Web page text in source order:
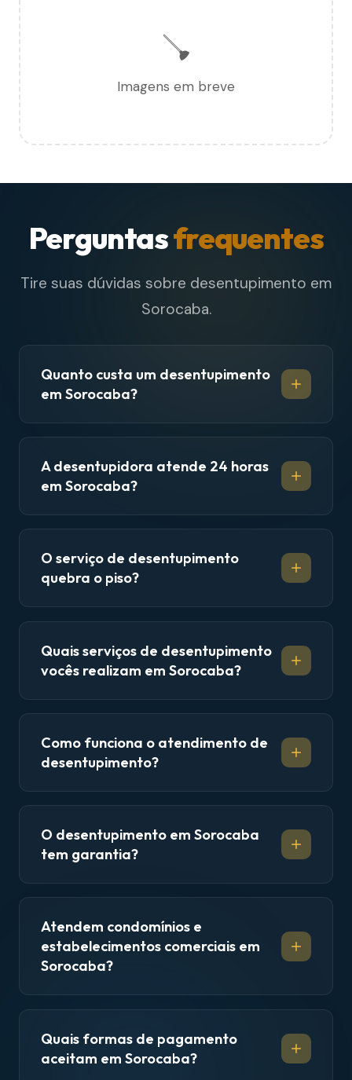
🪠
Imagens em breve
Perguntasfrequentes
Tire suas dúvidas sobre desentupimento em
Sorocaba.
Quanto custa um desentupimento
em Sorocaba?
A desentupidora atende 24 horas
em Sorocaba?
O serviço de desentupimento
quebra o piso?
Quais serviços de desentupimento
vocês realizam em Sorocaba?
Como funciona o atendimento de
desentupimento?
O desentupimento em Sorocaba
tem garantia?
Atendem condomínios e
estabelecimentos comerciais em
Sorocaba?
Quais formas de pagamento
aceitam em Sorocaba?